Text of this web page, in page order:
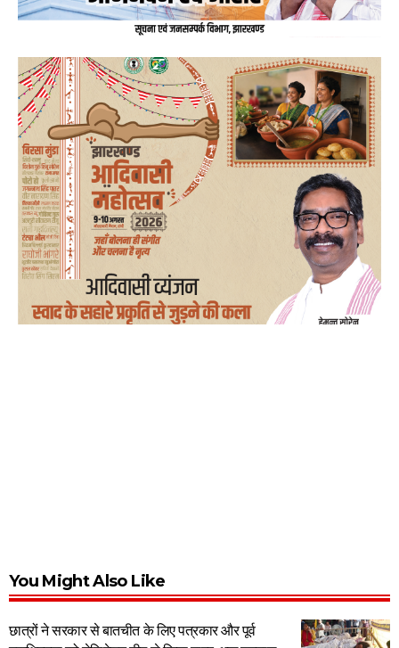
You Might Also Like
छात्रों ने सरकार से बातचीत के लिए पत्रकार और पूर्व